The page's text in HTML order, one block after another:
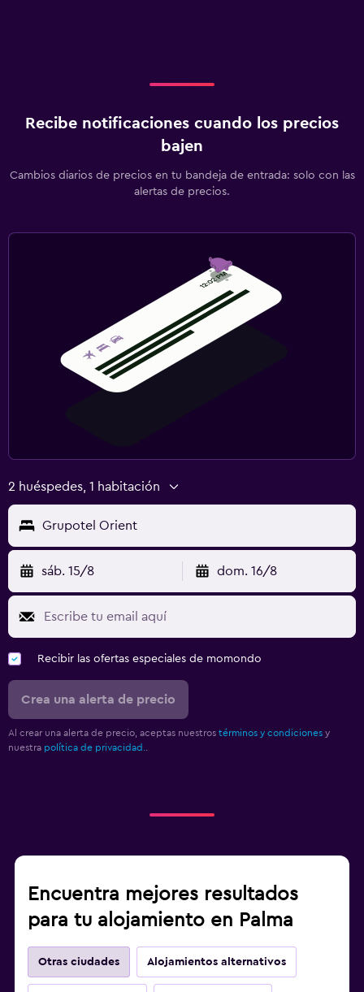
Recibe notificaciones cuando los precios
bajen
Cambios diarios de precios en tu bandeja de entrada: solo con las
alertas de precios.
2 huéspedes, 1 habitación
Grupotel Orient
sáb. 15/8 dom. 16/8
Recibir las ofertas especiales de momondo
Crea una alerta de precio
Al crear una alerta de precio, aceptas nuestros términos y condiciones y
nuestra política de privacidad.
Encuentra mejores resultados
para tu alojamiento en Palma
Otras ciudades Alojamientos alternativos